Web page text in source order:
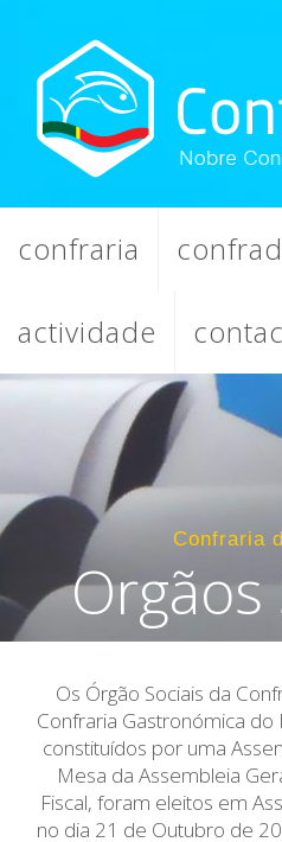
confraria
actividade
Confraria
Orgãos
Os Órgão Sociais da
Confraria Gastronómica
constituídos por uma
Mesa da Assembleia
Fiscal, foram eleitos em
no dia 21 de Outubro de